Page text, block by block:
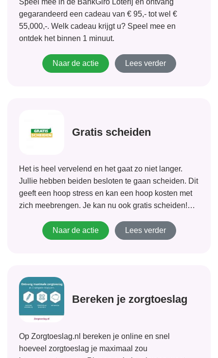
gegarandeerd een cadeau van € 95,- tot wel €
55,000,-. Welk cadeau krijgt u? Speel mee en
ontdek het binnen 1 minuut.
Naar de actie Lees verder
Gratis scheiden
Het is heel vervelend en het gaat zo niet langer.
Jullie hebben beiden besloten te gaan scheiden. Dit
geeft een hoop stress en kan een hoop kosten met
zich meebrengen. Je kan nu ook gratis scheiden!
alleen...
Naar de actie Lees verder
Bereken je zorgtoeslag
Op Zorgtoeslag.nl bereken je online en snel
hoeveel zorgtoeslag je maximaal zou